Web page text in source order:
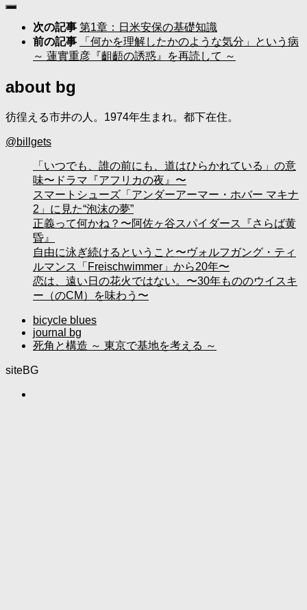
次の記事 第1章：日米安保の基礎知識
前の記事
「何かを理解したかのような気分」という病
～ 蓮實重彦『齟齬の誘惑』を再読して ～
about bg
彷徨える市井の人。1974年生まれ。都下在住。
@billgets
「いつでも、誰の前にも、道はひらかれている」の意
味〜ドラマ『アフリカの夜』〜
スマートシューズ「アンダーアーマー・ホバー マキナ
2」に見た“泡沫の夢”
正義って何かね？〜阿佐ヶ谷スパイダース『さらば黄
昏』
自由に泳ぎ続けるということ〜ヴォルフガング・ティ
ルマンス「Freischwimmer」から20年〜
恋は、遠い日の花火ではない。〜30年もののウイスキ
ー（のCM）を味わう〜
bicycle blues
journal bg
死角と構造 ～ 東京で基地を考える ～
siteBG